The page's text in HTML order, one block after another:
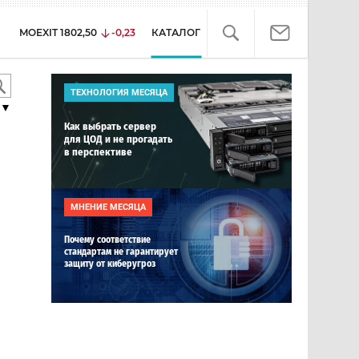
MOEXIT 1802,50 -0,23 КАТАЛОГ
ТЕХНОЛОГИЯ МЕСЯЦА
Как выбрать сервер
для ЦОД и не прогадать
в перспективе
МНЕНИЕ МЕСЯЦА
Почему соответствие
стандартам не гарантирует
защиту от киберугроз